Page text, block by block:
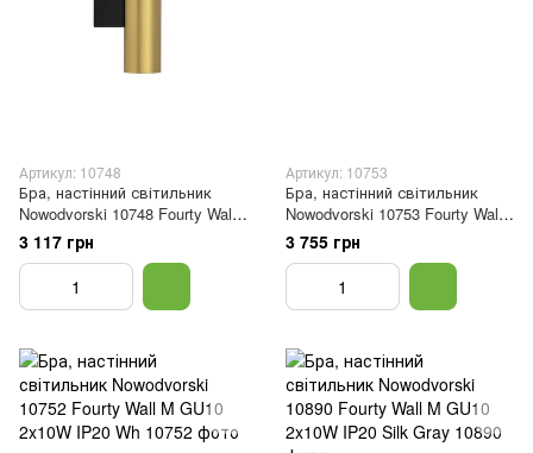
Артикул: 10748
Бра, настінний світильник
Nowodvorski 10748 Fourty Wall
S GU10 1x10W IP20 Br
3 117 грн
Артикул: 10753
Бра, настінний світильник
Nowodvorski 10753 Fourty Wall
M GU10 2x10W IP20 Bl
3 755 грн